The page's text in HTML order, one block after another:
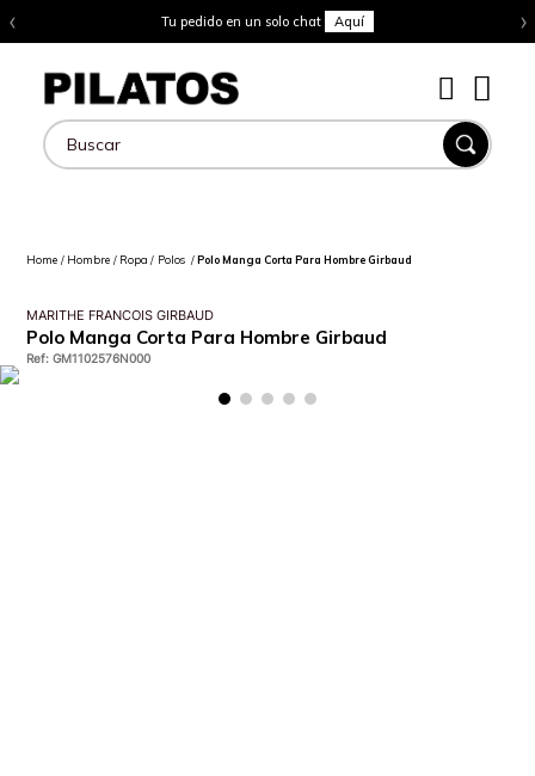
‹ Tu pedido en un solo chat Aquí ›
Buscar
Hombre Ropa Polos Polo Manga Corta Para Hombre Girbaud
MARITHE FRANCOIS GIRBAUD
Polo Manga Corta Para Hombre Girbaud
Ref:GM1102576N000